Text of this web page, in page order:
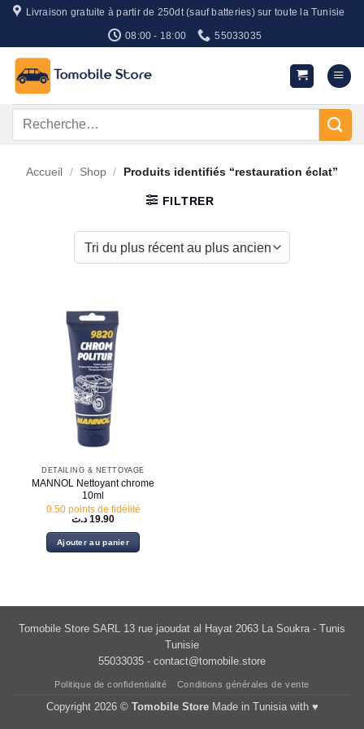
Passer
contenu
Livraison gratuite à partir de 250dt (sauf batteries) sur toute la Tunisie
08:00 - 18:00 55033035
Recherche
Accueil / Shop / Produits identifiés “restauration éclat”
FILTRER
DETAILING & NETTOYAGE
MANNOL Nettoyant chrome
10ml
0.50 points de fidélité
19.90 د.ت
Ajouter au panier
Tomobile Store SARL 13 rue jaoudat al Hayat 2063 La Soukra - Tunis
Tunisie
55033035 - contact@tomobile.store
Politique de confidentialité Conditions générales de vente
Copyright 2026 © Tomobile StoreMade in Tunisia with ♥